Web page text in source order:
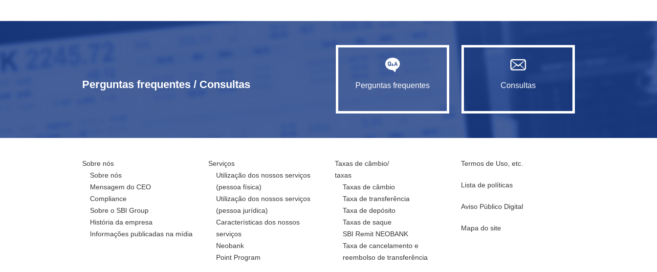
Perguntas frequentes / Consultas Perguntas frequentes Consultas
Sobre nós
Sobre nós
Mensagem do CEO
Compliance
Sobre o SBI Group
História da empresa
Informações publicadas na mídia
Serviços
Utilização dos nossos serviços
(pessoa física)
Utilização dos nossos serviços
(pessoa jurídica)
Características dos nossos
serviços
Neobank
Point Program
Taxas de câmbio/
taxas
Taxas de câmbio
Taxa de transferência
Taxa de depósito
Taxas de saque
SBI Remit NEOBANK
Taxa de cancelamento e
reembolso de transferência
Termos de Uso, etc.
Lista de políticas
Aviso Público Digital
Mapa do site